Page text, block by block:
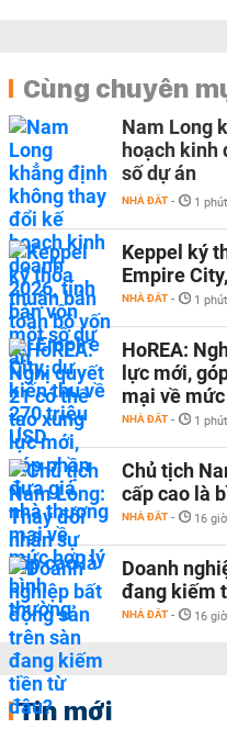
Cùng chuyên
Nam Long
hoạch kinh
số dự án
NHÀ ĐẤT - 1
Keppel ký
Empire
NHÀ ĐẤT - 1
HoREA:
lực mới,
mại về
NHÀ ĐẤT - 1
Chủ tịch
cấp cao là
NHÀ ĐẤT - 16
Doanh
đang kiếm
NHÀ ĐẤT - 16
Tin mới